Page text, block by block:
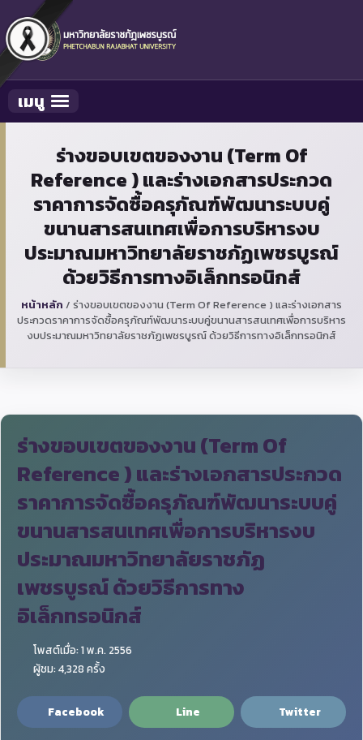
Toggle navigation
เมนู
ร่างขอบเขตของงาน (Term Of
Reference ) และร่างเอกสารประกวด
ราคาการจัดซื้อครุภัณฑ์พัฒนาระบบคู่
ขนานสารสนเทศเพื่อการบริหารงบ
ประมาณมหาวิทยาลัยราชภัฏเพชรบูรณ์
ด้วยวิธีการทางอิเล็กทรอนิกส์
หน้าหลัก / ร่างขอบเขตของงาน (Term Of Reference ) และร่างเอกสาร
ประกวดราคาการจัดซื้อครุภัณฑ์พัฒนาระบบคู่ขนานสารสนเทศเพื่อการบริหาร
งบประมาณมหาวิทยาลัยราชภัฏเพชรบูรณ์ ด้วยวิธีการทางอิเล็กทรอนิกส์
ร่างขอบเขตของงาน (Term Of
Reference ) และร่างเอกสารประกวด
ราคาการจัดซื้อครุภัณฑ์พัฒนาระบบคู่
ขนานสารสนเทศเพื่อการบริหารงบ
ประมาณมหาวิทยาลัยราชภัฏ
เพชรบูรณ์ ด้วยวิธีการทาง
อิเล็กทรอนิกส์
โพสต์เมื่อ: 1 พ.ค. 2556
ผู้ชม: 4,328 ครั้ง
Facebook Line Twitter